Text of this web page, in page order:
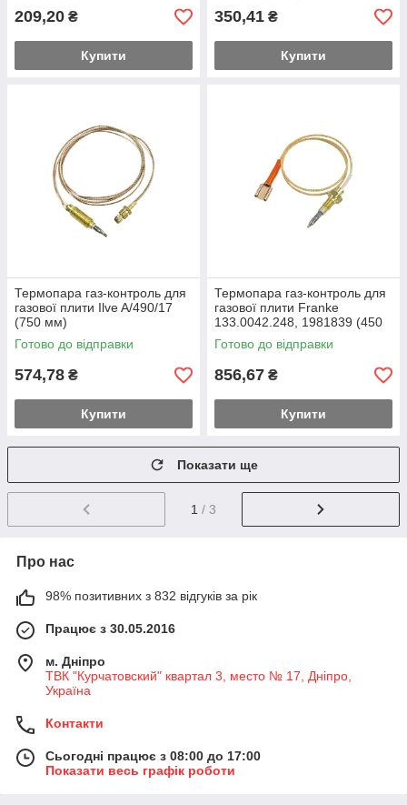
209,20 ₴
Купити
350,41 ₴
Купити
Термопара газ-контроль для
газової плити Ilve A/490/17
(750 мм)
Готово до відправки
574,78 ₴
Купити
Термопара газ-контроль для
газової плити Franke
133.0042.248, 1981839 (450
мм)
Готово до відправки
856,67 ₴
Купити
Показати ще
1 / 3
Про нас
98% позитивних з 832 відгуків за рік
Працює з 30.05.2016
м. Дніпро
ТВК "Курчатовский" квартал 3, место № 17, Дніпро,
Україна
Контакти
Сьогодні працює з 08:00 до 17:00
Показати весь графік роботи